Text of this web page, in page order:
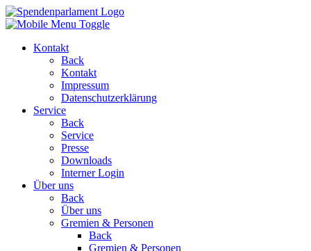
Kontakt
Back
Kontakt
Impressum
Datenschutzerklärung
Service
Back
Service
Presse
Downloads
Interner Login
Über uns
Back
Über uns
Gremien & Personen
Back
Gremien & Personen